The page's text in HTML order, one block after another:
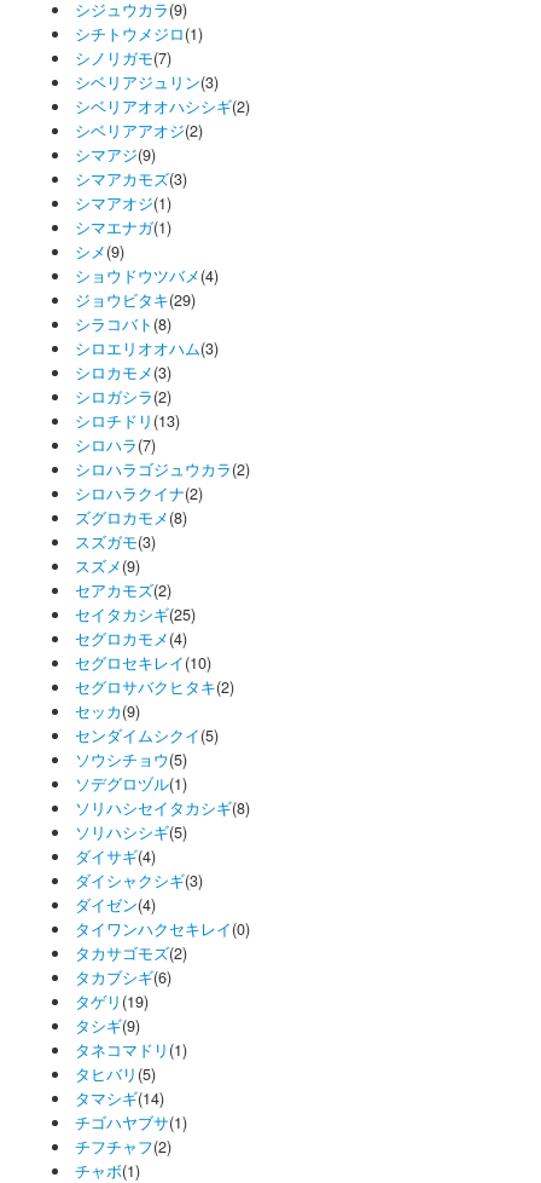
シジュウカラ(9)
シチトウメジロ(1)
シノリガモ(7)
シベリアジュリン(3)
シベリアオオハシシギ(2)
シベリアアオジ(2)
シマアジ(9)
シマアカモズ(3)
シマアオジ(1)
シマエナガ(1)
シメ(9)
ショウドウツバメ(4)
ジョウビタキ(29)
シラコバト (8)
シロエリオオハム(3)
シロカモメ(3)
シロガシラ(2)
シロチドリ (13)
シロハラ(7)
シロハラゴジュウカラ(2)
シロハラクイナ(2)
ズグロカモメ(8)
スズガモ(3)
スズメ(9)
セアカモズ(2)
セイタカシギ(25)
セグロカモメ(4)
セグロセキレイ(10)
セグロサバクヒタキ(2)
セッカ(9)
センダイムシクイ(5)
ソウシチョウ(5)
ソデグロヅル(1)
ソリハシセイタカシギ(8)
ソリハシシギ(5)
ダイサギ(4)
ダイシャクシギ(3)
ダイゼン(4)
タイワンハクセキレイ(0)
タカサゴモズ(2)
タカブシギ(6)
タゲリ (19)
タシギ(9)
タネコマドリ (1)
タヒバリ (5)
タマシギ(14)
チゴハヤブサ(1)
チフチャフ(2)
チャボ(1)